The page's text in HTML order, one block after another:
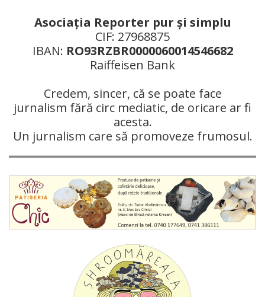
Asociaţia Reporter pur şi simplu
CIF: 27968875
IBAN: RO93RZBR0000060014546682
Raiffeisen Bank
Credem, sincer, că se poate face
jurnalism fără circ mediatic, de oricare ar fi
acesta.
Un jurnalism care să promoveze frumosul.